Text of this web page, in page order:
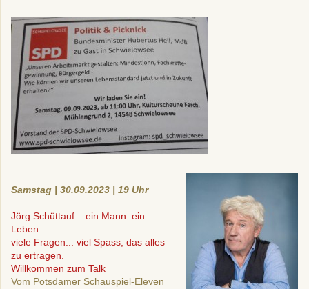
Samstag | 30.09.2023 | 19 Uhr
Jörg Schüttauf – ein Mann. ein
Leben.
viele Fragen... viel Spass, das alles
zu ertragen.
Willkommen zum Talk
Vom Potsdamer Schauspiel-Eleven